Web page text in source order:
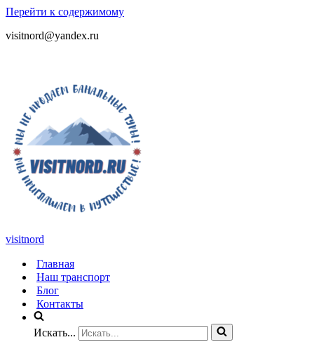
Перейти к содержимому
visitnord@yandex.ru
visitnord
Главная
Наш транспорт
Блог
Контакты
Искать...